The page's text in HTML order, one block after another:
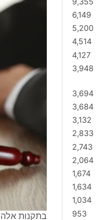
6,149
5,200
4,514
4,127
3,948
3,694
3,684
3,132
2,833
2,743
2,064
1,674
1,634
1,034
953 בתקנות